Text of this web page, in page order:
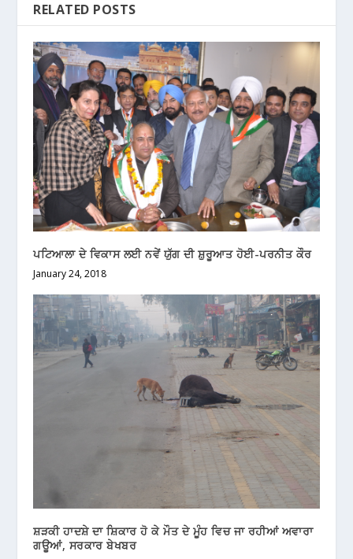
RELATED POSTS
ਪਟਿਆਲਾ ਦੇ ਵਿਕਾਸ ਲਈ ਨਵੇਂ ਯੁੱਗ ਦੀ ਸ਼ੁਰੂਆਤ ਹੋਈ-ਪਰਨੀਤ ਕੌਰ
January 24, 2018
ਸ਼ੜਕੀ ਹਾਦਸ਼ੇ ਦਾ ਸ਼ਿਕਾਰ ਹੋ ਕੇ ਮੌਤ ਦੇ ਮੂੰਹ ਵਿਚ ਜਾ ਰਹੀਆਂ ਅਵਾਰਾ
ਗਊਆਂ, ਸਰਕਾਰ ਬੇਖਬਰ